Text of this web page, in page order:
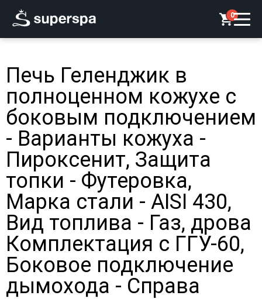
0
Печь Геленджик в
полноценном кожухе с
боковым подключением
- Варианты кожуха -
Пироксенит, Защита
топки - Футеровка,
Марка стали - AISI 430,
Вид топлива - Газ, дрова
Комплектация с ГГУ-60,
Боковое подключение
дымохода - Справа